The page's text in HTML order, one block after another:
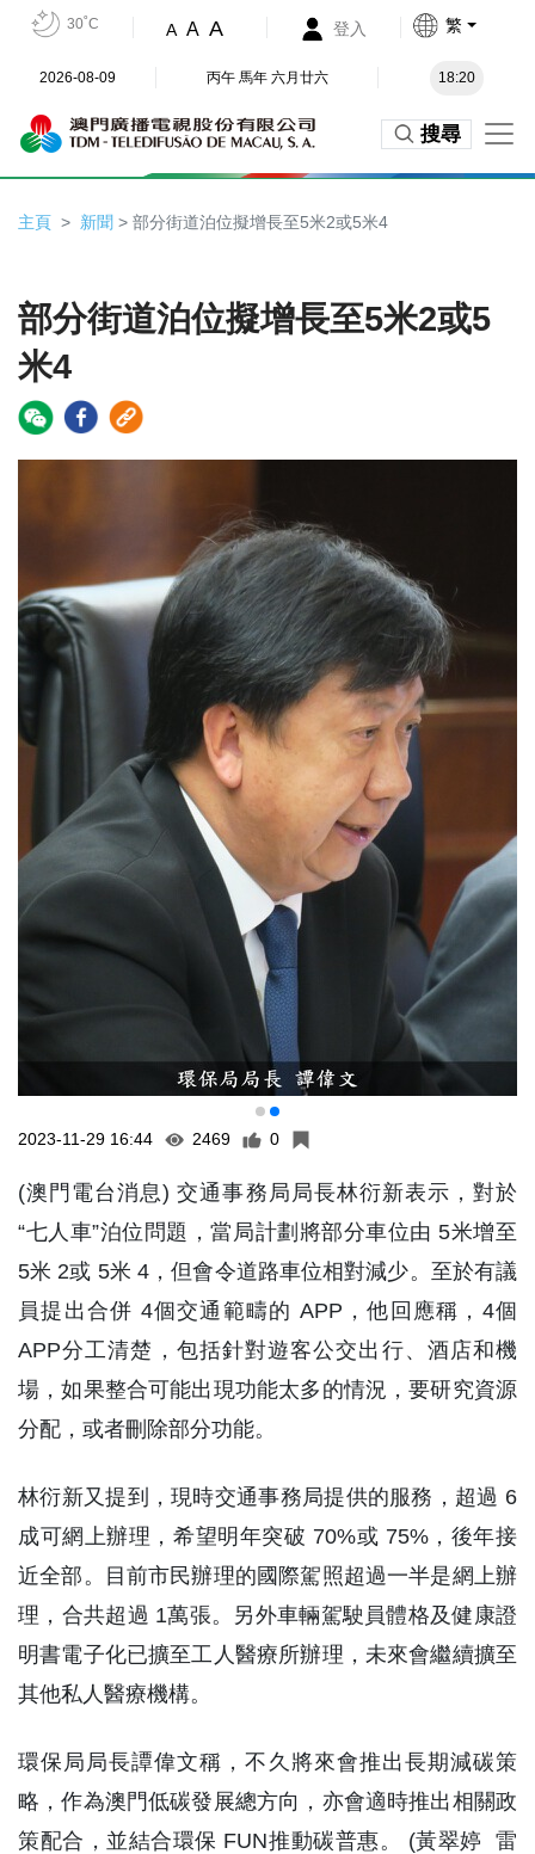
30˚C A A A 登入 繁
2026-08-09 丙午 馬年 六月廿六 18:20
搜尋
主頁 新聞 > 部分街道泊位擬增長至5米2或5米4
部分街道泊位擬增長至5米2或5
米4
2023-11-29 16:44 2469 0
(澳門電台消息) 交通事務局局長林衍新表示，對於
“七人車”泊位問題，當局計劃將部分車位由 5米增至
5米 2或 5米 4，但會令道路車位相對減少。至於有議
員提出合併 4個交通範疇的 APP，他回應稱，4個
APP分工清楚，包括針對遊客公交出行、酒店和機
場，如果整合可能出現功能太多的情況，要研究資源
分配，或者刪除部分功能。
林衍新又提到，現時交通事務局提供的服務，超過 6
成可網上辦理，希望明年突破 70%或 75%，後年接
近全部。目前市民辦理的國際駕照超過一半是網上辦
理，合共超過 1萬張。另外車輛駕駛員體格及健康證
明書電子化已擴至工人醫療所辦理，未來會繼續擴至
其他私人醫療機構。
環保局局長譚偉文稱，不久將來會推出長期減碳策
略，作為澳門低碳發展總方向，亦會適時推出相關政
策配合，並結合環保 FUN推動碳普惠。 (黃翠婷 雷